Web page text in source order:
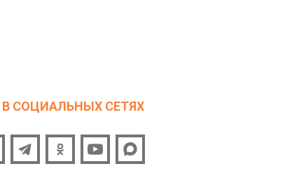
СОЦИАЛЬНЫХ СЕТЯХ